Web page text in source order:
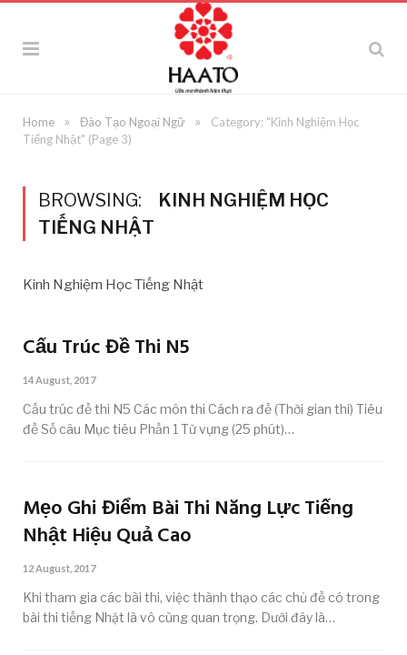
Home » Đào Tạo Ngoại Ngữ »
Category: "Kinh Nghiệm Học
Tiếng Nhật" (Page 3)
BROWSING:
KINH NGHIỆM HỌC
TIẾNG NHẬT
Kinh Nghiệm Học Tiếng Nhật
Cấu Trúc Đề Thi N5
14 August, 2017
Cấu trúc đề thi N5 Các môn thi Cách ra đề (Thời gian thi) Tiêu
đề Số câu Mục tiêu Phần 1 Từ vựng (25 phút)…
Mẹo Ghi Điểm Bài Thi Năng Lực Tiếng
Nhật Hiệu Quả Cao
12 August, 2017
Khi tham gia các bài thi, việc thành thạo các chủ đề có trong
bài thi tiếng Nhật là vô cùng quan trọng. Dưới đây là…